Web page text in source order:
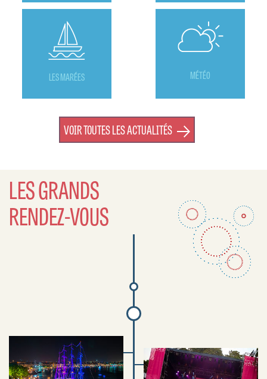
LES MARÉES MÉTÉO
VOIR TOUTES LES ACTUALITÉS
LES GRANDS
RENDEZ-VOUS